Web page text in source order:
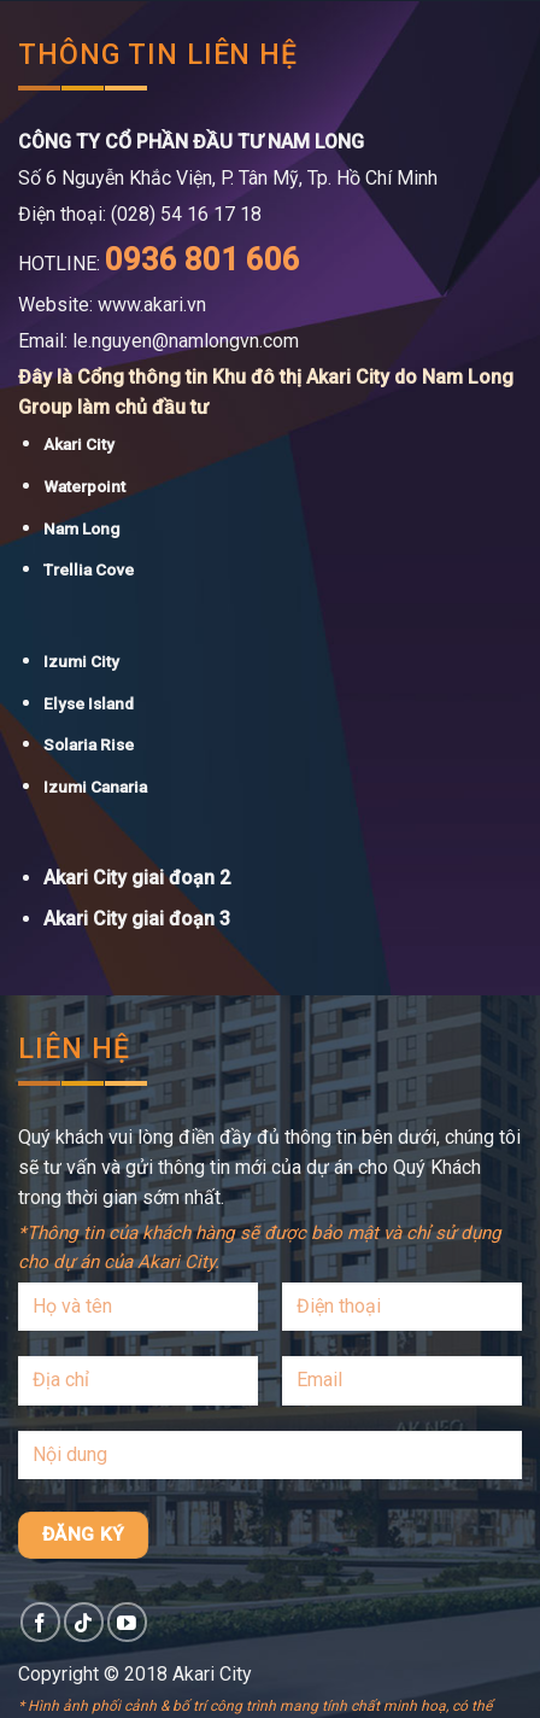
THÔNG TIN LIÊN HỆ
CÔNG TY CỔ PHẦN ĐẦU TƯ NAM LONG
Số 6 Nguyễn Khắc Viện, P. Tân Mỹ, Tp. Hồ Chí Minh
Điện thoại: (028) 54 16 17 18
HOTLINE: 0936 801 606
Website: www.akari.vn
Email: le.nguyen@namlongvn.com
Đây là Cổng thông tin Khu đô thị Akari City do Nam Long
Group làm chủ đầu tư
Akari City
Waterpoint
Nam Long
Trellia Cove
Izumi City
Elyse Island
Solaria Rise
Izumi Canaria
Akari City giai đoạn 2
Akari City giai đoạn 3
LIÊN HỆ
Quý khách vui lòng điền đầy đủ thông tin bên dưới, chúng tôi
sẽ tư vấn và gửi thông tin mới của dự án cho Quý Khách
trong thời gian sớm nhất.
*Thông tin của khách hàng sẽ được bảo mật và chỉ sử dụng
cho dự án của Akari City.
Copyright © 2018 Akari City
* Hình ảnh phối cảnh & bố trí công trình mang tính chất minh hoạ, có thể